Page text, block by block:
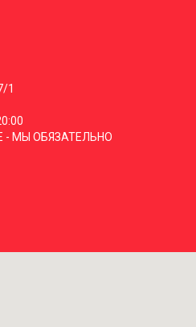
1
- МЫ ОБЯЗАТЕЛЬНО